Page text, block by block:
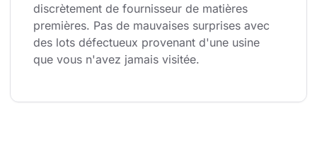
discrètement de fournisseur de matières
premières. Pas de mauvaises surprises avec
des lots défectueux provenant d'une usine
que vous n'avez jamais visitée.